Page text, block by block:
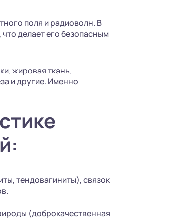
поля и радиоволн. В
делает его безопасным
жировая ткань,
и другие. Именно
тендовагиниты), связок
(доброкачественная